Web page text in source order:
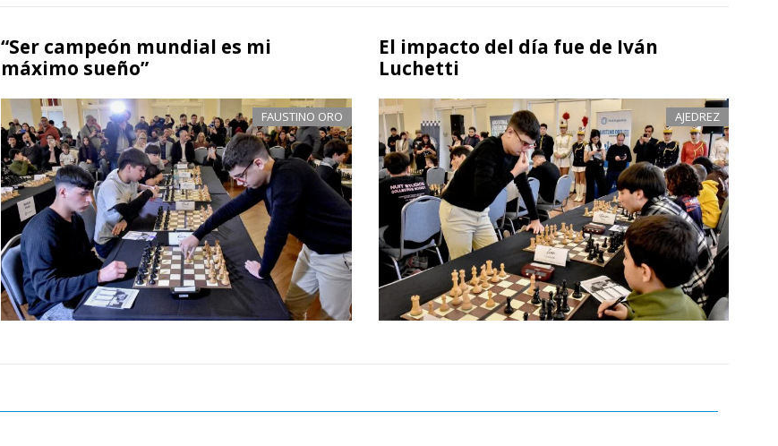
“Ser campeón mundial es mi
máximo sueño”
FAUSTINO ORO
El impacto del día fue de Iván
Luchetti
AJEDREZ